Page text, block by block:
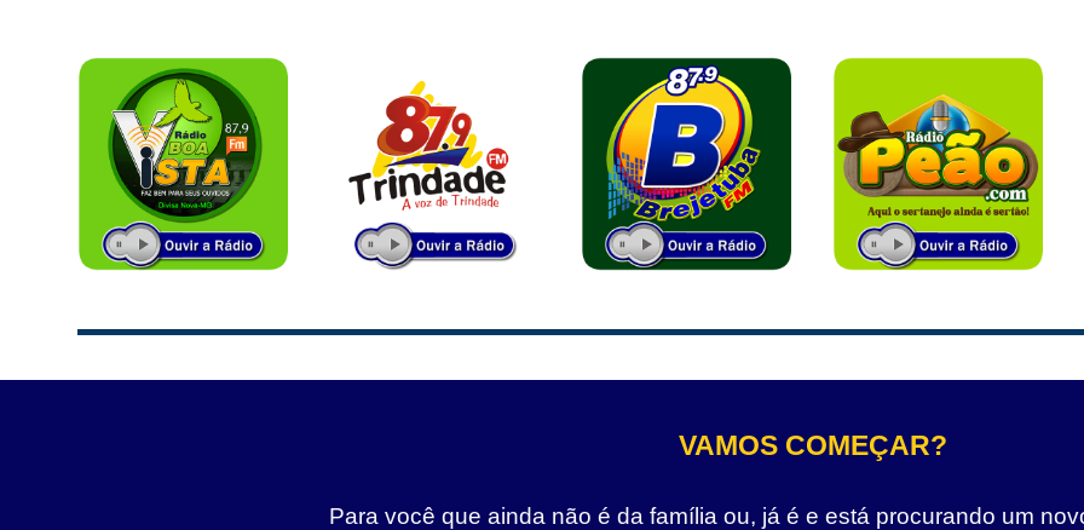
VAMOS COMEÇAR?
Para você que ainda não é da família ou, já é e está procurando um